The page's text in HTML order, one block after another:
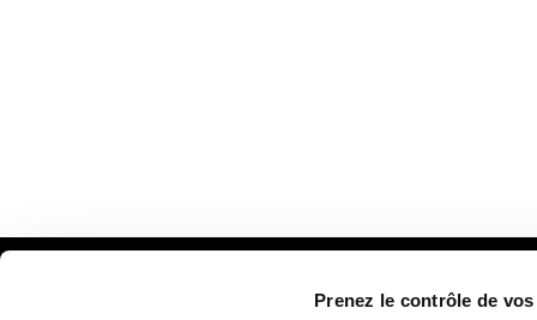
Prenez le contrôle de